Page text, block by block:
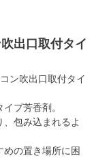
出口取付タイ
ン吹出口取付タイ
プ芳香剤。
包み込まれるよ
の置き場所に困